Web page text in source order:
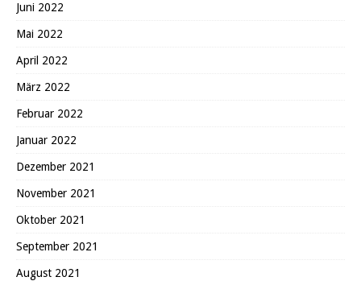
Juni 2022
Mai 2022
April 2022
März 2022
Februar 2022
Januar 2022
Dezember 2021
November 2021
Oktober 2021
September 2021
August 2021